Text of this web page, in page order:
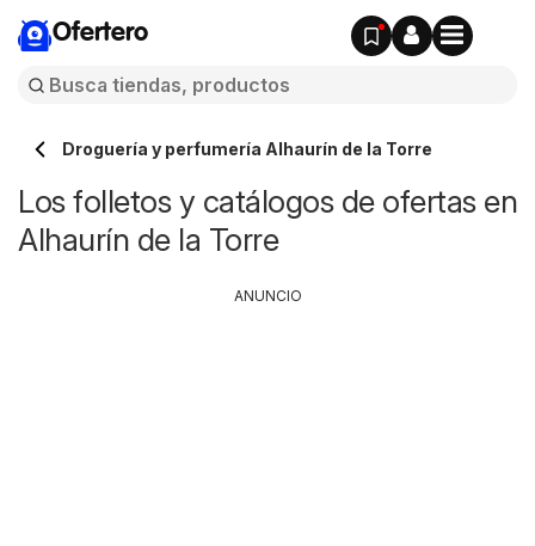
Ofertero
Droguería y perfumería Alhaurín de la Torre
Los folletos y catálogos de ofertas en
Alhaurín de la Torre
ANUNCIO